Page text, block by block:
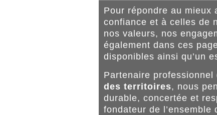
Pour répondre au mieux
confiance et à celles de
nos valeurs, nos
également dans ces
disponibles ainsi qu’un
Partenaire professionnel
des territoires, nous
durable, concertée et
fondateur de l’ensemble